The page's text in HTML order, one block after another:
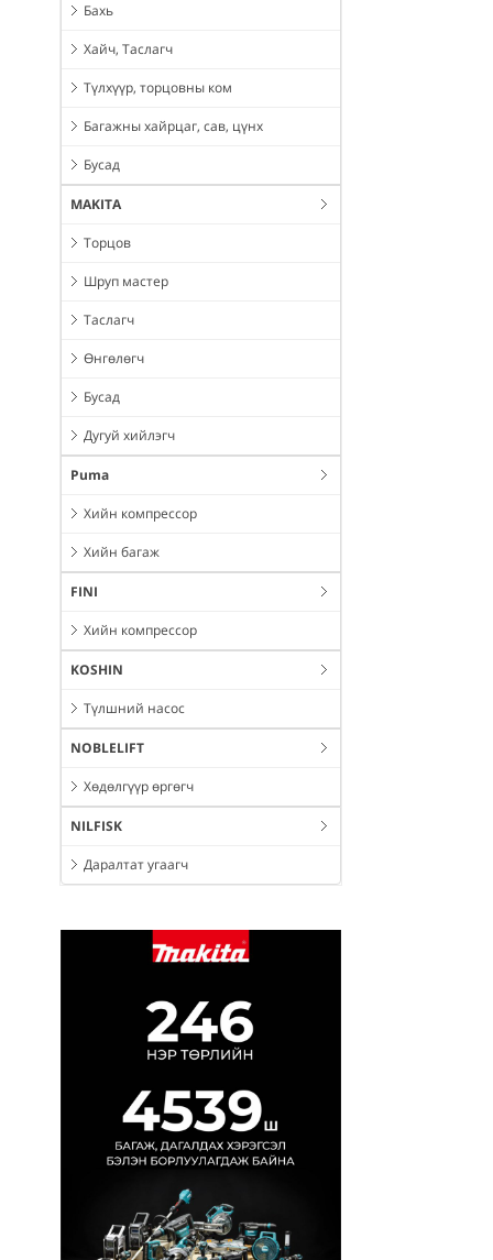
Бахь
Хайч, Таслагч
Түлхүүр, торцовны ком
Багажны хайрцаг, сав, цүнх
Бусад
MAKITA
Торцов
Шруп мастер
Таслагч
Өнгөлөгч
Бусад
Дугуй хийлэгч
Puma
Хийн компрессор
Хийн багаж
FINI
Хийн компрессор
KOSHIN
Түлшний насос
NOBLELIFT
Хөдөлгүүр өргөгч
NILFISK
Даралтат угаагч